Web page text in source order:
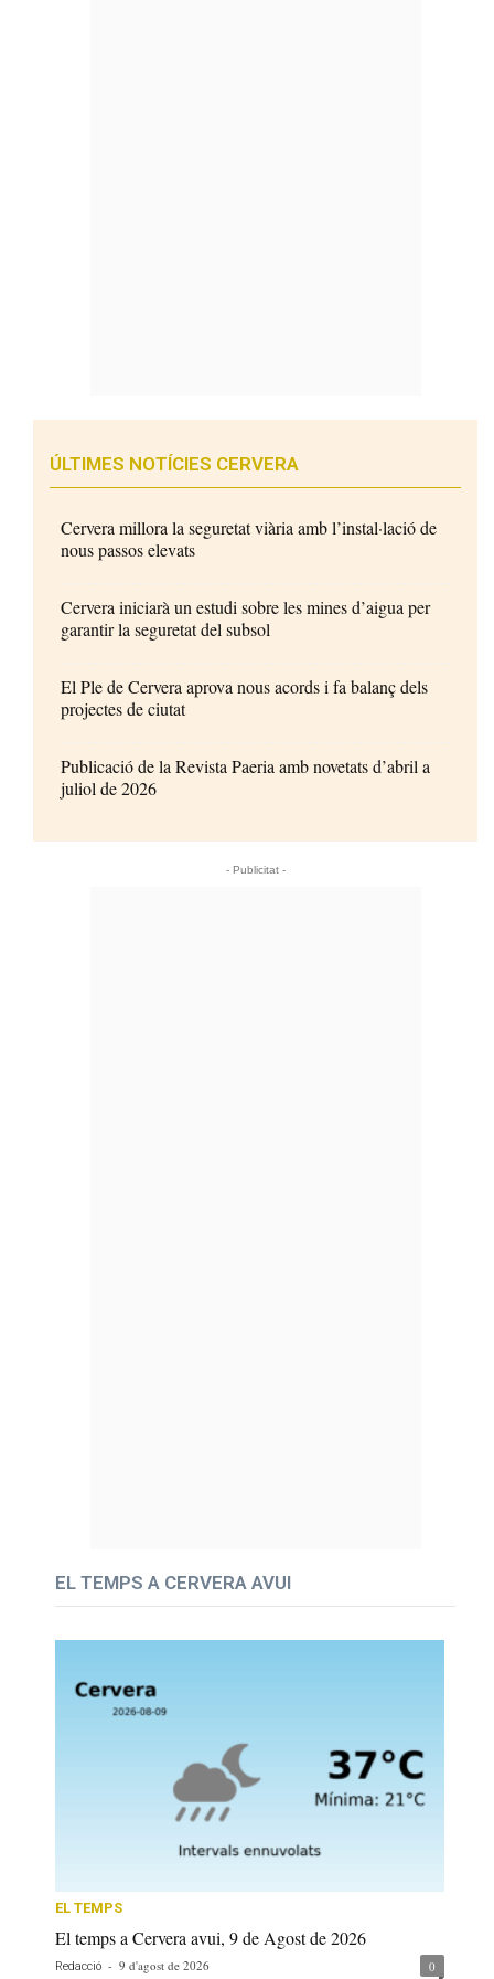
ÚLTIMES NOTÍCIES CERVERA
Cervera millora la seguretat viària amb l’instal·lació de
nous passos elevats
Cervera iniciarà un estudi sobre les mines d’aigua per
garantir la seguretat del subsol
El Ple de Cervera aprova nous acords i fa balanç dels
projectes de ciutat
Publicació de la Revista Paeria amb novetats d’abril a
juliol de 2026
- Publicitat -
EL TEMPS A CERVERA AVUI
EL TEMPS
El temps a Cervera avui, 9 de Agost de 2026
Redacció - 9 d'agost de 2026 0